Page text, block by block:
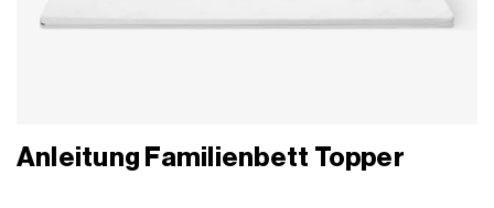
Anleitung Familienbett Topper